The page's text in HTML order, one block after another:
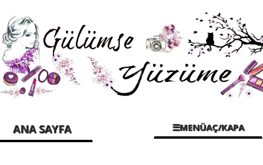
ANA SAYFA ☰MENÜAÇ/KAPA